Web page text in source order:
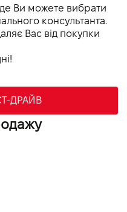
Ви можете вибрати
консультанта.
Вас від покупки
ДРАЙВ